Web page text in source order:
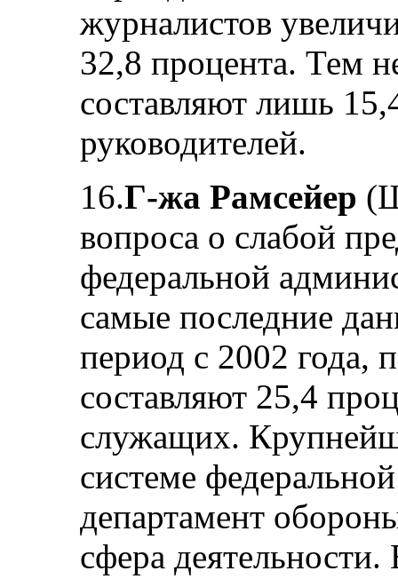
журналистов
32,8 процента. Тем
составляют лишь
руководителей.
16.Г-жа Рамсейер
вопроса о слабой
федеральной
самые последние
период с 2002 года,
составляют 25,4
служащих.
системе
департамент
сфера деятельности.